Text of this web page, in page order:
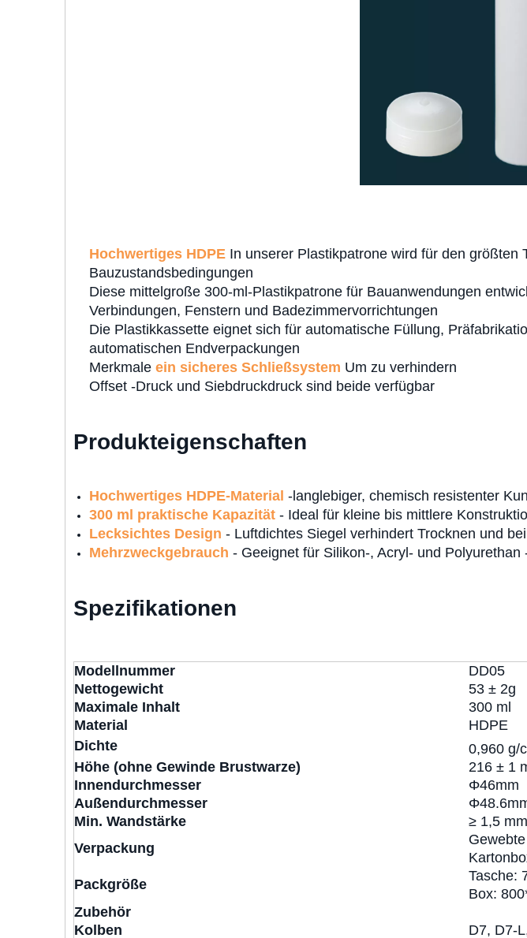
Hochwertiges HDPE In unserer Plastikpatrone wird für den
Bauzustandsbedingungen
Diese mittelgroße 300-ml-Plastikpatrone für Bauanwendungen
Verbindungen, Fenstern und Badezimmervorrichtungen
Die Plastikkassette eignet sich für automatische Füllung,
automatischen Endverpackungen
Merkmale ein sicheres Schließsystem Um zu verhindern
Offset -Druck und Siebdruckdruck sind beide verfügbar
Produkteigenschaften
Hochwertiges HDPE-Material -langlebiger, chemisch resistenter
300 ml praktische Kapazität - Ideal für kleine bis mittlere
Lecksichtes Design - Luftdichtes Siegel verhindert Trocknen und
Mehrzweckgebrauch - Geeignet für Silikon-, Acryl- und Polyurethan
Spezifikationen
Modellnummer
DD05
Nettogewicht
53 ± 2g
Maximale Inhalt
300 ml
Material
HDPE
Dichte
0,960 g/
Höhe (ohne Gewinde Brustwarze)
216 ± 1
Innendurchmesser
Φ46mm
Außendurchmesser
Min. Wandstärke
≥ 1,5 mm
Verpackung
Packgröße
Tasche:
Box:
Zubehör
Kolben
D7, D7-